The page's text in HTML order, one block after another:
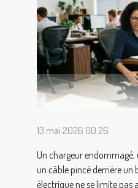
13 mai 2026 00:26
Un chargeur
un câble pincé derrière un
électrique ne se limite pas